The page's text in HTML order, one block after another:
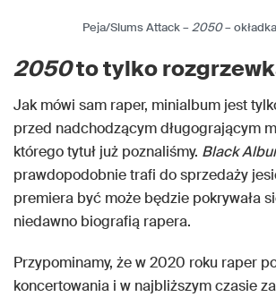
Peja/Slums Attack –2050–
2050to tylko
Jak mówi sam raper, minialbum jest
przed nadchodzącym długogrającym
którego tytuł już poznaliśmy. Black
prawdopodobnie trafi do sprzedaży
premiera być może będzie pokrywała
niedawno biografią rapera.
Przypominamy, że w 2020 roku raper
koncertowania i w najbliższym czasie